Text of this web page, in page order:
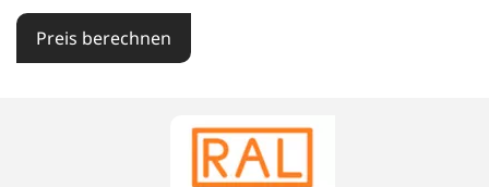
Preis berechnen